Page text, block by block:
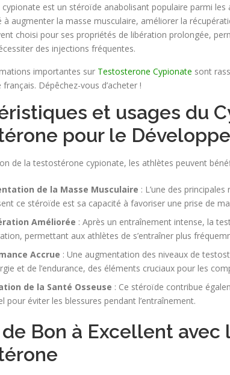
est un stéroïde anabolisant populaire parmi les
à augmenter la masse musculaire, améliorer la
choisi pour ses propriétés de libération prolongée,
des injections fréquentes.
importantes sur Testosterone Cypionate sont
Dépêchez-vous d’acheter !
et usages du
pour le
de la testostérone cypionate, les athlètes peuvent
de la Masse Musculaire : L’une des
ce stéroïde est sa capacité à favoriser une prise de
Améliorée : Après un entraînement intense, la
permettant aux athlètes de s’entraîner plus
Accrue : Une augmentation des niveaux de
et de l’endurance, des éléments cruciaux pour les
de la Santé Osseuse : Ce stéroïde contribue
pour éviter les blessures pendant l’entraînement.
de Bon à Excellent